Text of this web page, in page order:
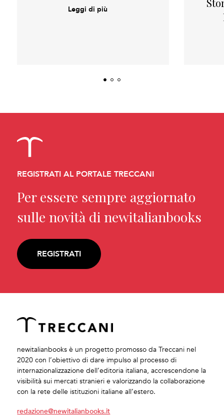
Leggi di più
REGISTRATI AL PORTALE TRECCANI
Per essere sempre aggiornato
sulle novità di newitalianbooks
REGISTRATI
newitalianbooks è un progetto promosso da Treccani nel
2020 con l’obiettivo di dare impulso al processo di
internazionalizzazione dell’editoria italiana, accrescendone la
visibilità sui mercati stranieri e valorizzando la collaborazione
con la rete delle istituzioni italiane all’estero.
redazione@newitalianbooks.it